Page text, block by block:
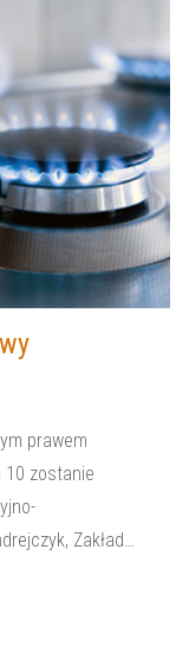
prawem
10 zostanie
Zakład…